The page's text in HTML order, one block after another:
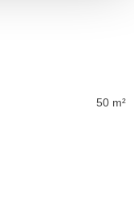
50 m²